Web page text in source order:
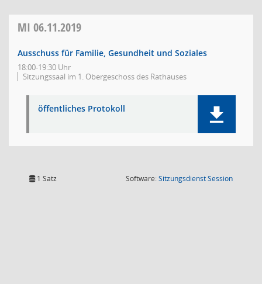
MI 06.11.2019
Ausschuss für Familie, Gesundheit und Soziales
18:00-19:30 Uhr
Sitzungssaal im 1. Obergeschoss des Rathauses
öffentliches Protokoll
1 Satz Software:SitzungsdienstSession(Wird in